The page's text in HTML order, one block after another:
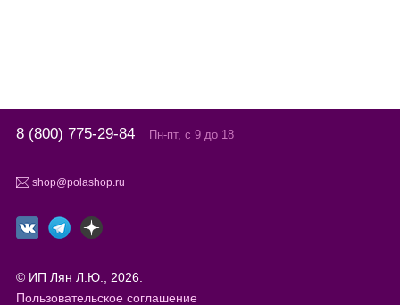
8 (800) 775-29-84 Пн-пт, с 9 до 18
shop@polashop.ru
© ИП Лян Л.Ю., 2026.
Пользовательское соглашение